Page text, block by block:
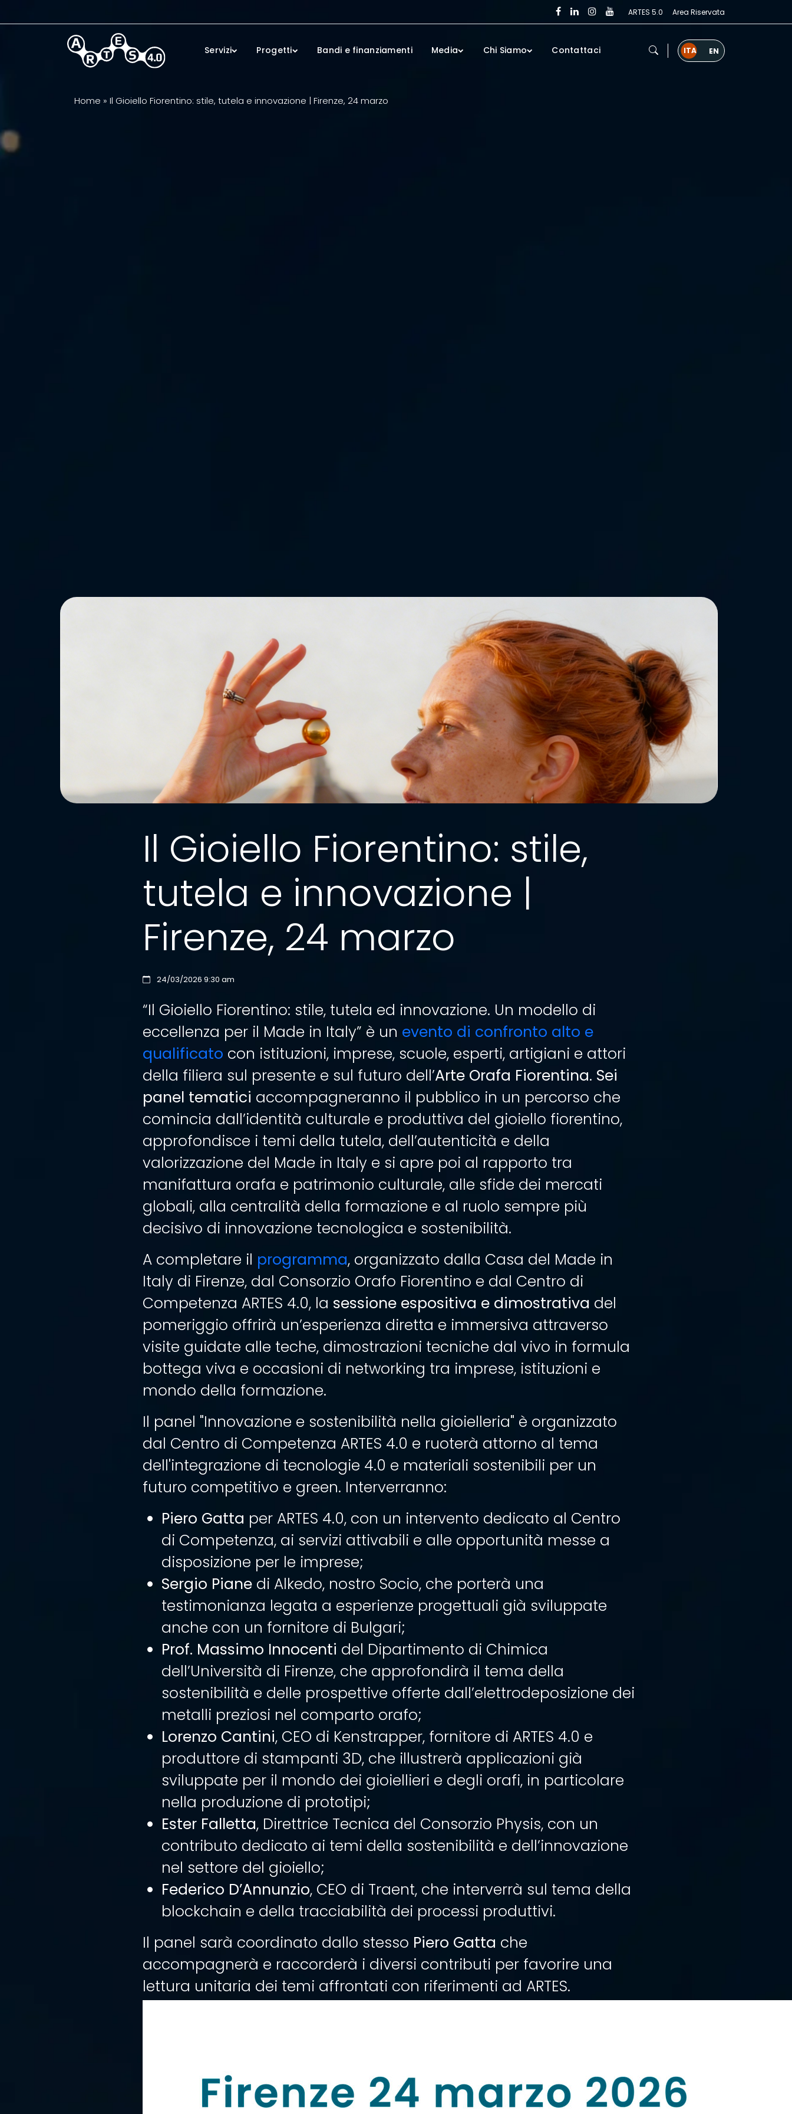
ARTES 5.0 Area Riservata
Servizi Progetti Bandi e finanziamenti Media Chi Siamo Contattaci
Home » Il Gioiello Fiorentino: stile, tutela e innovazione | Firenze, 24 marzo
Il Gioiello Fiorentino: stile,
tutela e innovazione |
Firenze, 24 marzo
24/03/2026 9:30 am
“Il Gioiello Fiorentino: stile, tutela ed innovazione. Un modello di
eccellenza per il Made in Italy” è un evento di confronto alto e
qualificato con istituzioni, imprese, scuole, esperti, artigiani e attori
della filiera sul presente e sul futuro dell’Arte Orafa Fiorentina. Sei
panel tematici accompagneranno il pubblico in un percorso che
comincia dall’identità culturale e produttiva del gioiello fiorentino,
approfondisce i temi della tutela, dell’autenticità e della
valorizzazione del Made in Italy e si apre poi al rapporto tra
manifattura orafa e patrimonio culturale, alle sfide dei mercati
globali, alla centralità della formazione e al ruolo sempre più
decisivo di innovazione tecnologica e sostenibilità.
A completare il programma, organizzato dalla Casa del Made in
Italy di Firenze, dal Consorzio Orafo Fiorentino e dal Centro di
Competenza ARTES 4.0, la sessione espositiva e dimostrativa del
pomeriggio offrirà un’esperienza diretta e immersiva attraverso
visite guidate alle teche, dimostrazioni tecniche dal vivo in formula
bottega viva e occasioni di networking tra imprese, istituzioni e
mondo della formazione.
Il panel "Innovazione e sostenibilità nella gioielleria" è organizzato
dal Centro di Competenza ARTES 4.0 e ruoterà attorno al tema
dell'integrazione di tecnologie 4.0 e materiali sostenibili per un
futuro competitivo e green. Interverranno:
Piero Gatta per ARTES 4.0, con un intervento dedicato al Centro
di Competenza, ai servizi attivabili e alle opportunità messe a
disposizione per le imprese;
Sergio Piane di Alkedo, nostro Socio, che porterà una
testimonianza legata a esperienze progettuali già sviluppate
anche con un fornitore di Bulgari;
Prof. Massimo Innocenti del Dipartimento di Chimica
dell’Università di Firenze, che approfondirà il tema della
sostenibilità e delle prospettive offerte dall’elettrodeposizione dei
metalli preziosi nel comparto orafo;
Lorenzo Cantini, CEO di Kenstrapper, fornitore di ARTES 4.0 e
produttore di stampanti 3D, che illustrerà applicazioni già
sviluppate per il mondo dei gioiellieri e degli orafi, in particolare
nella produzione di prototipi;
Ester Falletta, Direttrice Tecnica del Consorzio Physis, con un
contributo dedicato ai temi della sostenibilità e dell’innovazione
nel settore del gioiello;
Federico D’Annunzio, CEO di Traent, che interverrà sul tema della
blockchain e della tracciabilità dei processi produttivi.
Il panel sarà coordinato dallo stesso Piero Gatta che
accompagnerà e raccorderà i diversi contributi per favorire una
lettura unitaria dei temi affrontati con riferimenti ad ARTES.